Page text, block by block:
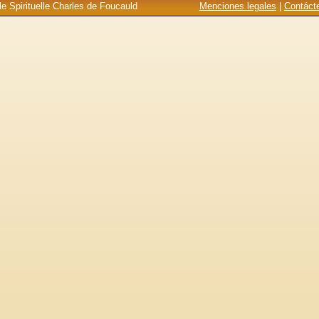
Menciones legales
Spirituelle Charles de Foucauld